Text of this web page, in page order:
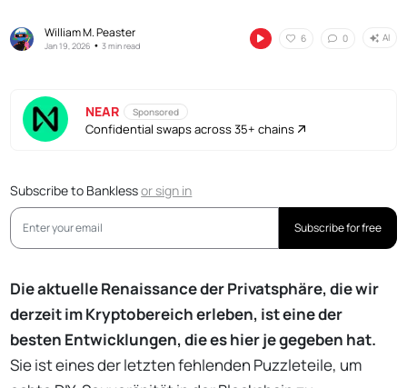
William M. Peaster
Jan 19, 2026 •3 min read
6 0 AI
NEAR Sponsored
Confidential swaps across 35+ chains
Subscribe to Banklessorsign in
Subscribe for free
Die aktuelle Renaissance der Privatsphäre, die wir
derzeit im Kryptobereich erleben, ist eine der
besten Entwicklungen, die es hier je gegeben hat.
Sie ist eines der letzten fehlenden Puzzleteile, um